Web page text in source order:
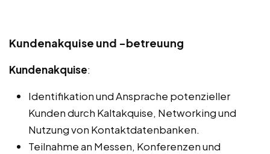
Kundenakquise und -betreuung
Kundenakquise:
Identifikation und Ansprache potenzieller
Kunden durch Kaltakquise, Networking und
Nutzung von Kontaktdatenbanken.
Teilnahme an Messen, Konferenzen und